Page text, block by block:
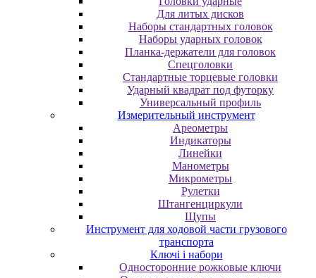
Для литых дисков
Наборы стандартных головок
Наборы ударных головок
Планка-держатели для головок
Спецголовки
Стандартные торцевые головки
Ударный квадрат под футорку
Универсальный профиль
Измерительный инструмент
Ареометры
Индикаторы
Линейки
Манометры
Микрометры
Рулетки
Штангенциркули
Щупы
Инструмент для ходовой части грузового
транспорта
Ключі і набори
Oднocтopoнниe poжкoвыe ключи